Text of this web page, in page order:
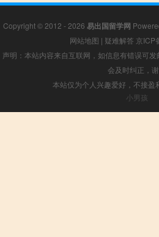
Copyright © 2012 - 2026 易出国留学网
网站地图 | 疑难解答 京ICP
声明：本站内容来自互联网，如信息有错误可
会及时纠正，
本站仅为个人兴趣爱好，不接盈
小男孩